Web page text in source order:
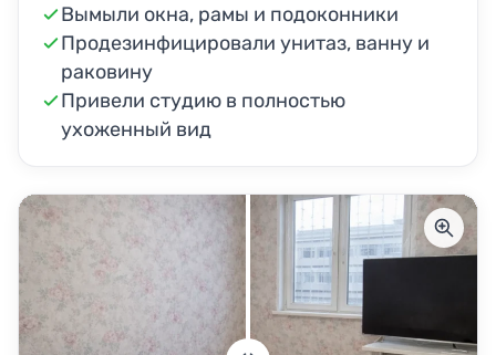
Вымыли окна, рамы и подоконники
Продезинфицировали унитаз, ванну и
раковину
Привели студию в полностью
ухоженный вид